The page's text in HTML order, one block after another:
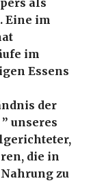
als
Eine im
im
Essens
der
unseres
die in
zu